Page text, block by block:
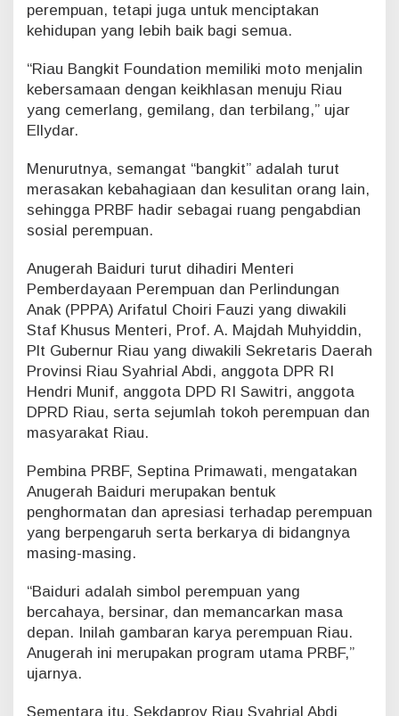
perempuan, tetapi juga untuk menciptakan
kehidupan yang lebih baik bagi semua.
“Riau Bangkit Foundation memiliki moto menjalin
kebersamaan dengan keikhlasan menuju Riau
yang cemerlang, gemilang, dan terbilang,” ujar
Ellydar.
Menurutnya, semangat “bangkit” adalah turut
merasakan kebahagiaan dan kesulitan orang lain,
sehingga PRBF hadir sebagai ruang pengabdian
sosial perempuan.
Anugerah Baiduri turut dihadiri Menteri
Pemberdayaan Perempuan dan Perlindungan
Anak (PPPA) Arifatul Choiri Fauzi yang diwakili
Staf Khusus Menteri, Prof. A. Majdah Muhyiddin,
Plt Gubernur Riau yang diwakili Sekretaris Daerah
Provinsi Riau Syahrial Abdi, anggota DPR RI
Hendri Munif, anggota DPD RI Sawitri, anggota
DPRD Riau, serta sejumlah tokoh perempuan dan
masyarakat Riau.
Pembina PRBF, Septina Primawati, mengatakan
Anugerah Baiduri merupakan bentuk
penghormatan dan apresiasi terhadap perempuan
yang berpengaruh serta berkarya di bidangnya
masing-masing.
“Baiduri adalah simbol perempuan yang
bercahaya, bersinar, dan memancarkan masa
depan. Inilah gambaran karya perempuan Riau.
Anugerah ini merupakan program utama PRBF,”
ujarnya.
Sementara itu, Sekdaprov Riau Syahrial Abdi